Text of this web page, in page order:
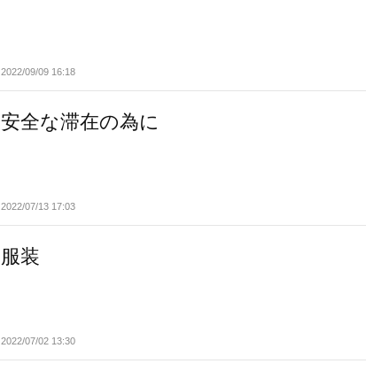
2022/09/09 16:18
安全な滞在の為に
2022/07/13 17:03
服装
2022/07/02 13:30